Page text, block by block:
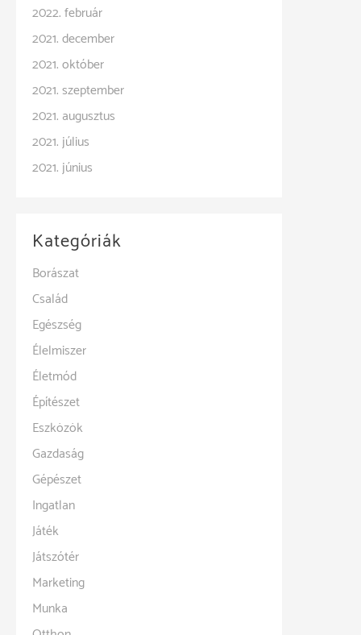
2022. február
2021. december
2021. október
2021. szeptember
2021. augusztus
2021. július
2021. június
Kategóriák
Borászat
Család
Egészség
Élelmiszer
Életmód
Építészet
Eszközök
Gazdaság
Gépészet
Ingatlan
Játék
Játszótér
Marketing
Munka